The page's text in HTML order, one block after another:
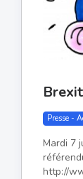
Presse -
Mardi 7
http://